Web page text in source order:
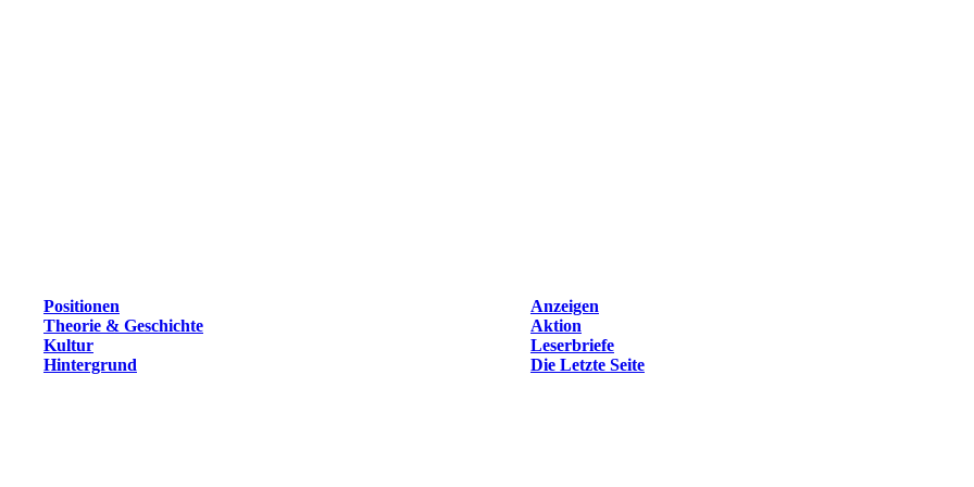
Positionen
Anzeigen
Theorie & Geschichte
Aktion
Kultur
Leserbriefe
Hintergrund Die Letzte Seite